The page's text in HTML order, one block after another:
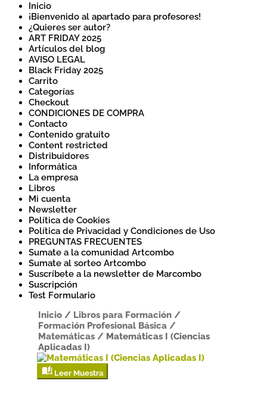
Inicio
¡Bienvenido al apartado para profesores!
¿Quieres ser autor?
ART FRIDAY 2025
Artículos del blog
AVISO LEGAL
Black Friday 2025
Carrito
Categorías
Checkout
CONDICIONES DE COMPRA
Contacto
Contenido gratuito
Content restricted
Distribuidores
Informática
La empresa
Libros
Mi cuenta
Newsletter
Política de Cookies
Política de Privacidad y Condiciones de Uso
PREGUNTAS FRECUENTES
Sumate a la comunidad Artcombo
Sumate al sorteo Artcombo
Suscríbete a la newsletter de Marcombo
Suscripción
Test Formulario
Inicio / Libros para Formación /
Formación Profesional Básica /
Matemáticas / Matemáticas I (Ciencias
Aplicadas I)
Leer Muestra